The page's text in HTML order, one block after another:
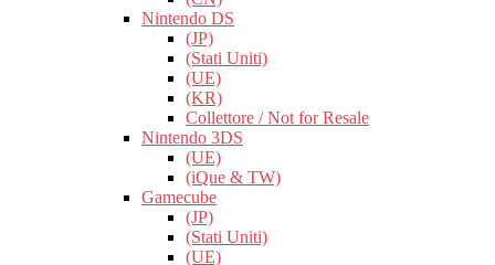
Nintendo DS
(JP)
(Stati Uniti)
(UE)
(KR)
Collettore / Not for Resale
Nintendo 3DS
(UE)
(iQue & TW)
Gamecube
(JP)
(Stati Uniti)
(UE)